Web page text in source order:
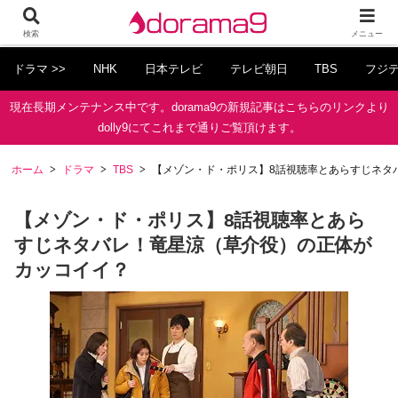
ドラマ >> NHK 日本テレビ テレビ朝日 TBS フジ
現在長期メンテナンス中です。dorama9の新規記事はこちらのリンクより
dolly9にてこれまで通りご覧頂けます。
ホーム ドラマ TBS 【メゾン・ド・ポリス】8話視聴率とあらすじネ
【メゾン・ド・ポリス】8話視聴率とあら
すじネタバレ！竜星涼（草介役）の正体が
カッコイイ？
検索 メニュー